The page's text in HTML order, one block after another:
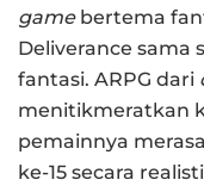
gamebertema
Deliverance sama
fantasi. ARPG dari
menitikmeratkan
pemainnya
ke-15 secara